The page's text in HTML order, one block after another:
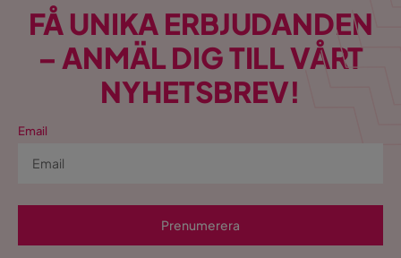
FÅ UNIKA ERBJUDANDEN
– ANMÄL DIG TILL VÅRT
NYHETSBREV!
Email
Prenumerera